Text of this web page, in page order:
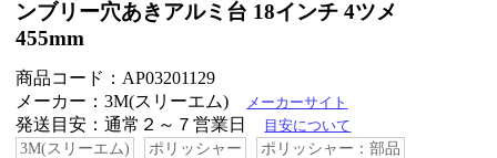
ンブリー穴あきアルミ台 18インチ 4ツメ
455mm
商品コード：AP03201129
メーカー：3M(スリーエム)
メーカーサイト
発送目安：通常２～７営業日 目安について
3M(スリーエム) ポリッシャー ポリッシャー：部品